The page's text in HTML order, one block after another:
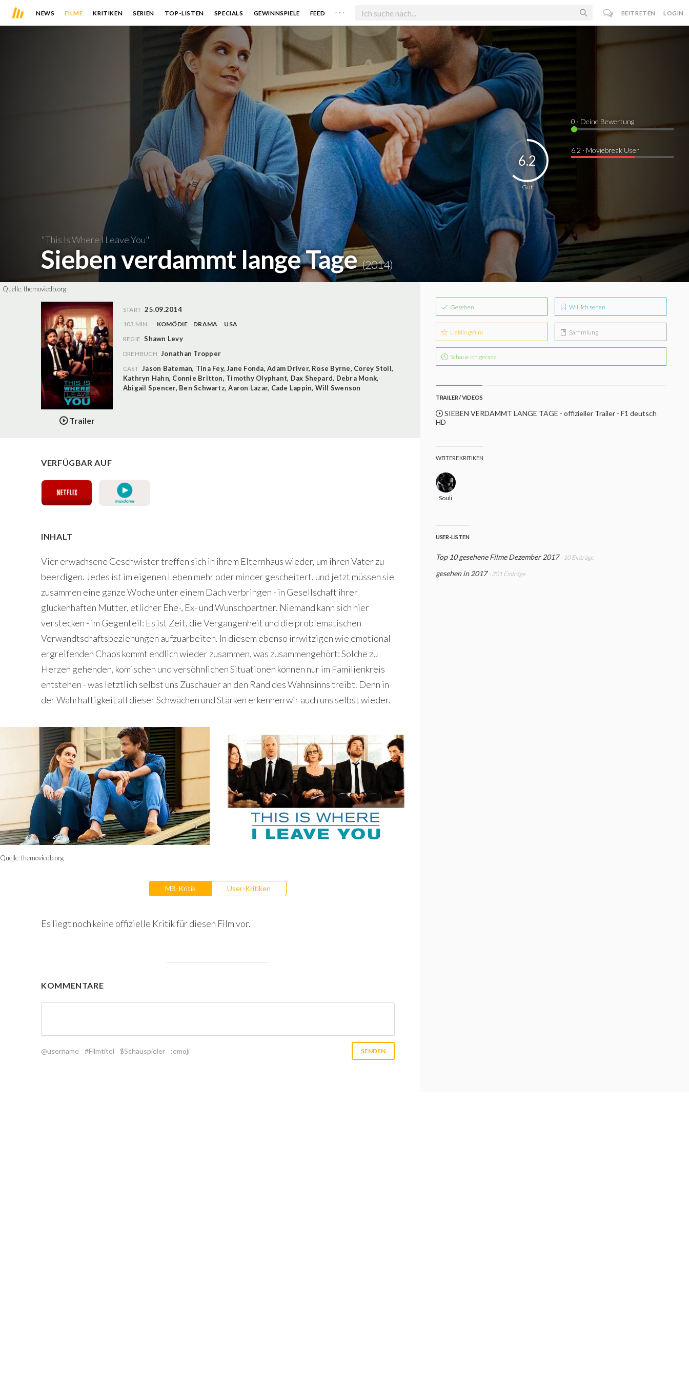
NEWS FILME KRITIKEN SERIEN TOP-LISTEN SPECIALS GEWINNSPIELE FEED . . . BEITRETEN LOGIN
"This Is Where I Leave You"
Sieben verdammt lange Tage(2014)
Gut
6.2
0 · Deine Bewertung
6.2 · Moviebreak User
Quelle:themoviedb.org
Trailer
START 25.09.2014
103 MIN KOMÖDIE DRAMA
USA
REGIE Shawn Levy
DREHBUCH Jonathan Tropper
CAST Jason Bateman, Tina Fey,Jane Fonda,Adam Driver, Rose Byrne, Corey Stoll,
Kathryn Hahn, Connie Britton, Timothy Olyphant, Dax Shepard, Debra Monk,
Abigail Spencer, Ben Schwartz,Aaron Lazar, Cade Lappin, Will Swenson
VERFÜGBAR AUF
INHALT
Vier erwachsene Geschwister treffen sich in ihrem Elternhaus wieder, um ihren Vater zu
beerdigen. Jedes ist im eigenen Leben mehr oder minder gescheitert, und jetzt müssen sie
zusammen eine ganze Woche unter einem Dach verbringen - in Gesellschaft ihrer
gluckenhaften Mutter, etlicher Ehe-, Ex- und Wunschpartner. Niemand kann sich hier
verstecken - im Gegenteil: Es ist Zeit, die Vergangenheit und die problematischen
Verwandtschaftsbeziehungen aufzuarbeiten. In diesem ebenso irrwitzigen wie emotional
ergreifenden Chaos kommt endlich wieder zusammen, was zusammengehört: Solche zu
Herzen gehenden, komischen und versöhnlichen Situationen können nur im Familienkreis
entstehen - was letztlich selbst uns Zuschauer an den Rand des Wahnsinns treibt. Denn in
der Wahrhaftigkeit all dieser Schwächen und Stärken erkennen wir auch uns selbst wieder.
Quelle:themoviedb.org
MB-Kritik User-Kritiken
Es liegt noch keine offizielle Kritik für diesen Film vor.
KOMMENTARE
@username #Filmtitel $Schauspieler :emoji
Gesehen Will ich sehen
Lieblingsfilm Sammlung
Schaue ich gerade
TRAILER / VIDEOS
SIEBEN VERDAMMT LANGE TAGE - offizieller Trailer - F1 deutsch
HD
WEITERE KRITIKEN
Souli
USER-LISTEN
Top 10 gesehene Filme Dezember 2017 - 10 Einträge
gesehen in 2017 - 301 Einträge